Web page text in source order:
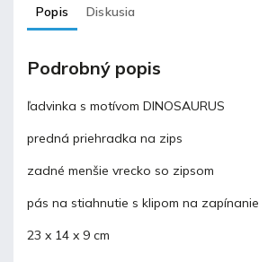
Popis Diskusia
Podrobný popis
ľadvinka s motívom DINOSAURUS
predná priehradka na zips
zadné menšie vrecko so zipsom
pás na stiahnutie s klipom na zapínanie
23 x 14 x 9 cm